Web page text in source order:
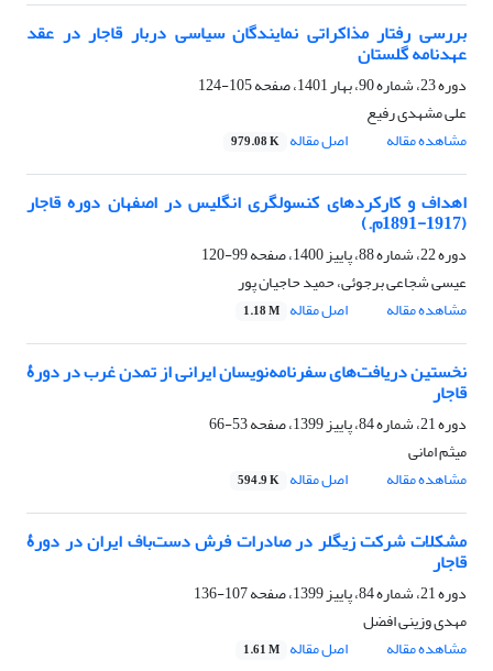
بررسی رفتار مذاکراتی نمایندگان سیاسی دربار قاجار در عقد
عهدنامه گلستان
دوره 23، شماره 90، بهار 1401، صفحه
105-124
علی مشهدی رفیع
مشاهده مقاله
اصل مقاله 979.08 K
اهداف و کارکردهای کنسولگری انگلیس در اصفهان دوره قاجار
(1917-1891م.)
دوره 22، شماره 88، پاییز 1400، صفحه
99-120
عیسی شجاعی برجوئی، حمید حاجیان پور
مشاهده مقاله
اصل مقاله 1.18 M
نخستین دریافت‌های سفرنامه‌نویسان ایرانی از تمدن غرب در دورۀ
قاجار
دوره 21، شماره 84، پاییز 1399، صفحه
53-66
میثم امانی
مشاهده مقاله
اصل مقاله 594.9 K
مشکلات شرکت زیگلر در صادرات فرش دست‌باف ایران در دورۀ
قاجار
دوره 21، شماره 84، پاییز 1399، صفحه
107-136
مهدی وزینی افضل
مشاهده مقاله
اصل مقاله 1.61 M